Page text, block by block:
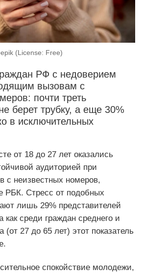
(License: Free)
РФ с недоверием
вызовам с
почти треть
берет трубку, а еще 30%
в исключительных
от 18 до 27 лет оказались
аудиторией при
с неизвестных номеров,
РБК. Стресс от подобных
лишь 29% представителей
как среди граждан среднего и
(от 27 до 65 лет) этот показатель
спокойствие молодежи,